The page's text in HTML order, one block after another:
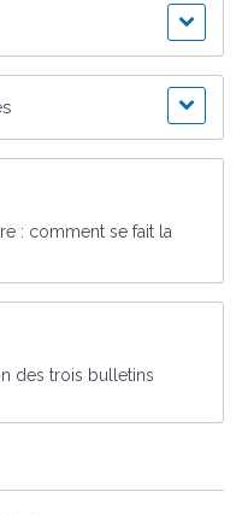
: comment se fait la
des trois bulletins